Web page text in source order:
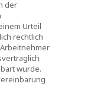
der
Urteil
rechtlich
wurde.